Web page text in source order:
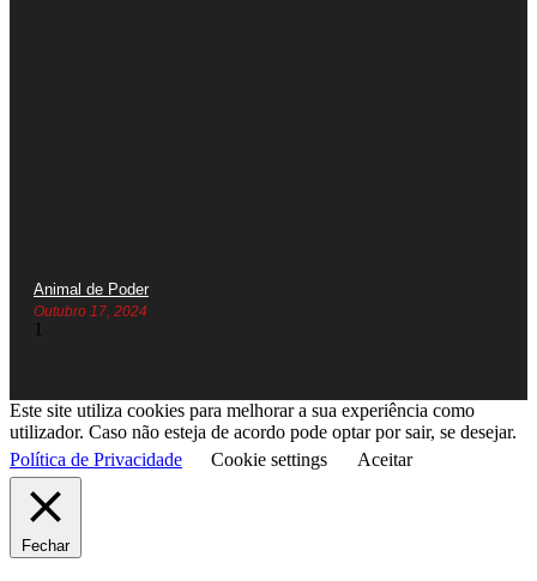
Animal de Poder
Outubro 17, 2024
Este site utiliza cookies para melhorar a sua experiência como
utilizador. Caso não esteja de acordo pode optar por sair, se desejar.
Política de Privacidade
Cookie settings Aceitar
Fechar